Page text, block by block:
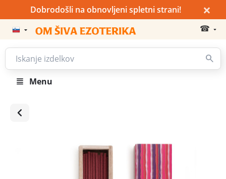
Dobrodošli na obnovljeni spletni strani! ×
☎
Menu